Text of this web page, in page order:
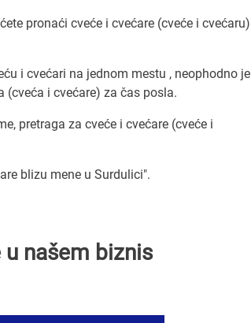
pronaći cveće i cvećare (cveće i cvećaru)
i cvećari na jednom mestu , neophodno je
i cvećare) za čas posla.
pretraga za cveće i cvećare (cveće i
blizu mene u Surdulici".
našem biznis